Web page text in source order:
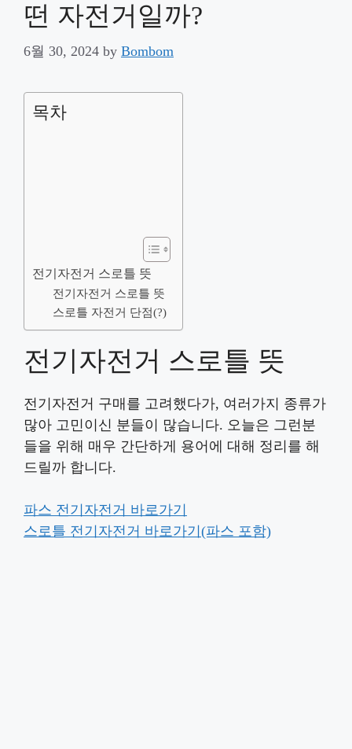
떤 자전거일까?
6월 30, 2024 by Bombom
목차
전기자전거 스로틀 뜻
전기자전거 스로틀 뜻
스로틀 자전거 단점(?)
전기자전거 스로틀 뜻
전기자전거 구매를 고려했다가, 여러가지 종류가
많아 고민이신 분들이 많습니다. 오늘은 그런분
들을 위해 매우 간단하게 용어에 대해 정리를 해
드릴까 합니다.
파스 전기자전거 바로가기
스로틀 전기자전거 바로가기(파스 포함)